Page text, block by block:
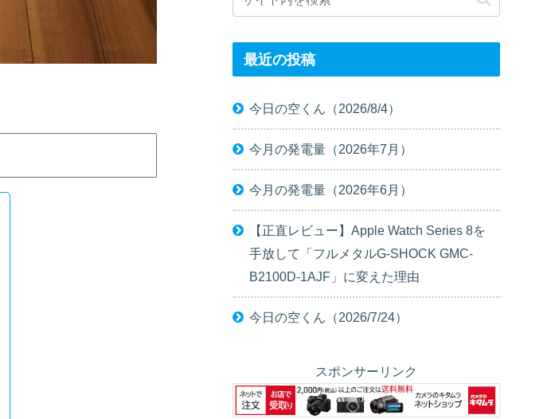
最近の投稿
今日の空くん（2026/8/4）
今月の発電量（2026年7月）
今月の発電量（2026年6月）
【正直レビュー】Apple Watch Series 8を
手放して「フルメタルG-SHOCK GMC-
B2100D-1AJF」に変えた理由
今日の空くん（2026/7/24）
スポンサーリンク